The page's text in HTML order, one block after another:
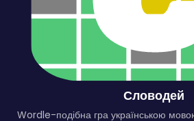
Словодей
Wordle-подібна гра українською